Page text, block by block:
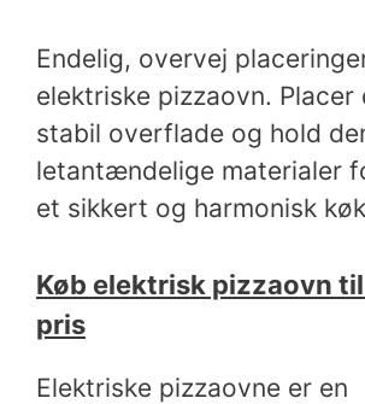
Endelig, overvej
elektriske pizzaovn. Placer
stabil overflade og hold
letantændelige materialer
et sikkert og harmonisk
Køb elektrisk pizzaovn
pris
Elektriske pizzaovne er en